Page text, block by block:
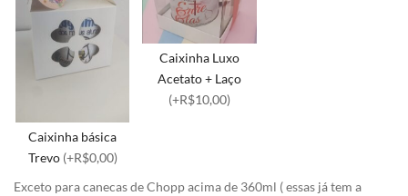
Caixinha básica
Trevo (+R$0,00)
Caixinha Luxo
Acetato + Laço
(+R$10,00)
Exceto para canecas de Chopp acima de 360ml ( essas já tem a